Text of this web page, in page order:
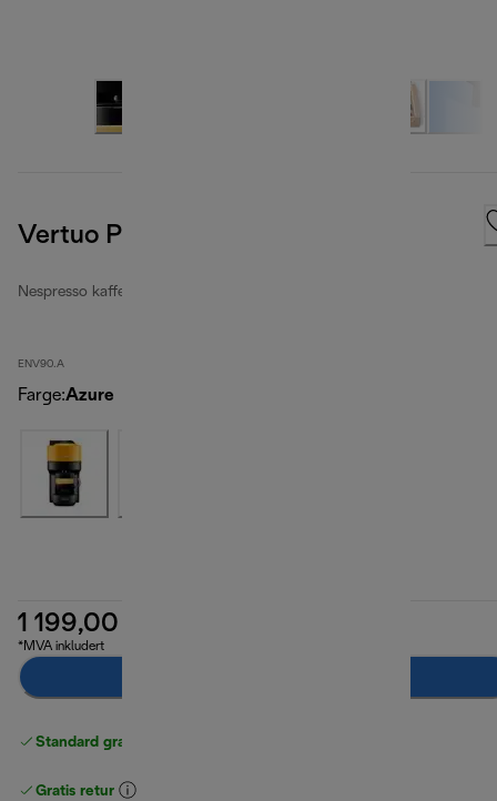
Vertuo Pop, Light Blue
Nespresso kaffemaskiner
ENV90.A
Farge:Azure
1 199,00 kr
*MVA inkludert
Standard gratis levering
Gratis retur